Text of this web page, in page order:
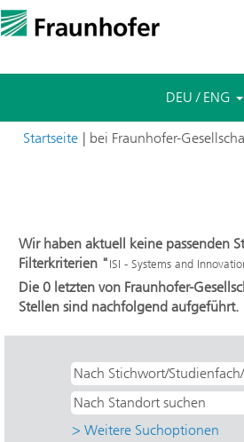
DEU / ENG
Startseite | bei Fraunhofer-
Wir haben aktuell keine passenden
Filterkriterien "ISI - Systems and
Die 0 letzten von Fraunhofer-
Stellen sind nachfolgend aufgeführt.
> Weitere Suchoptionen